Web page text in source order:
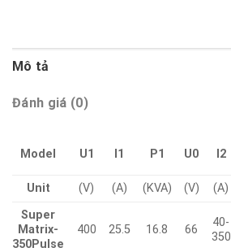
Mô tả
Đánh giá (0)
Model U1 I1 P1 U0 I2
Unit (V) (A) (KVA) (V) (A)
Super
Matrix-
350Pulse
400 25.5 16.8 66
40-
350